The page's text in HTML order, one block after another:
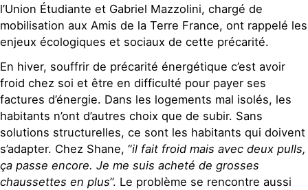
l’Union Étudiante et Gabriel Mazzolini, chargé de
mobilisation aux Amis de la Terre France, ont rappelé les
enjeux écologiques et sociaux de cette précarité.
En hiver, souffrir de précarité énergétique c’est avoir
froid chez soi et être en difficulté pour payer ses
factures d’énergie. Dans les logements mal isolés, les
habitants n’ont d’autres choix que de subir. Sans
solutions structurelles, ce sont les habitants qui doivent
s’adapter. Chez Shane, “il fait froid mais avec deux pulls,
ça passe encore. Je me suis acheté de grosses
chaussettes en plus”. Le problème se rencontre aussi